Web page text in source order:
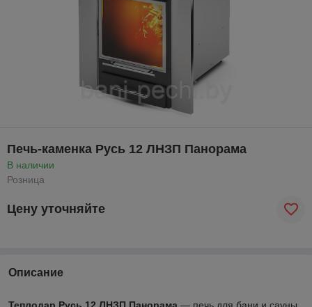
Печь-каменка Русь 12 ЛНЗП Панорама
В наличии
Розница
Цену уточняйте
Описание
Теплодар Русь 12 ЛНЗП Панорама ― печь для бани и сауны